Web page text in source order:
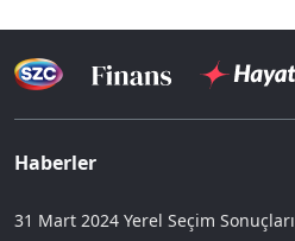
Haberler
31 Mart 2024 Yerel Seçim Sonuçları